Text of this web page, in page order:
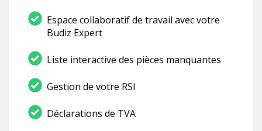
Espace collaboratif de travail avec votre
Budiz Expert
Liste interactive des pièces manquantes
Gestion de votre RSI
Déclarations de TVA